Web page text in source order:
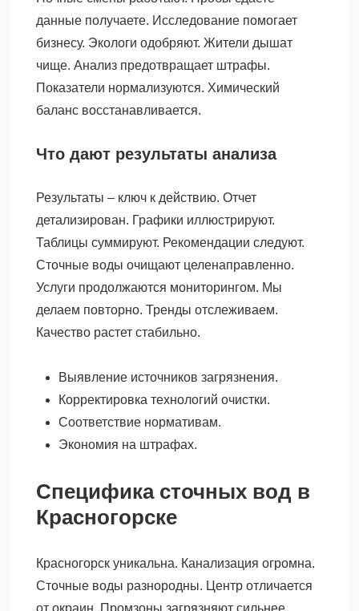
данные получаете. Исследование помогает
бизнесу. Экологи одобряют. Жители дышат
чище. Анализ предотвращает штрафы.
Показатели нормализуются. Химический
баланс восстанавливается.
Что дают результаты анализа
Результаты – ключ к действию. Отчет
детализирован. Графики иллюстрируют.
Таблицы суммируют. Рекомендации следуют.
Сточные воды очищают целенаправленно.
Услуги продолжаются мониторингом. Мы
делаем повторно. Тренды отслеживаем.
Качество растет стабильно.
Выявление источников загрязнения.
Корректировка технологий очистки.
Соответствие нормативам.
Экономия на штрафах.
Специфика сточных вод в
Красногорске
Красногорск уникальна. Канализация огромна.
Сточные воды разнородны. Центр отличается
от окраин. Промзоны загрязняют сильнее.